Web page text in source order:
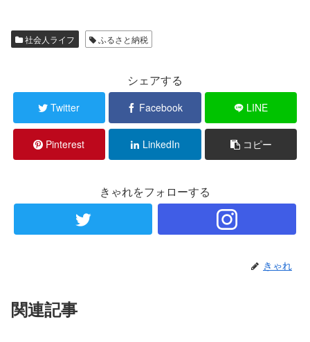
社会人ライフ ふるさと納税
シェアする
Twitter Facebook LINE
Pinterest LinkedIn コピー
きゃれをフォローする
きゃれ
関連記事